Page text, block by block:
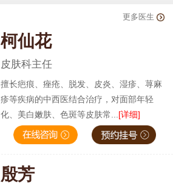
更多医生
柯仙花
皮肤科主任
擅长疤痕、痤疮、脱发、皮炎、湿疹、荨麻
疹等疾病的中西医结合治疗，对面部年轻
化、美白嫩肤、色斑等皮肤常... [详细]
殷芳